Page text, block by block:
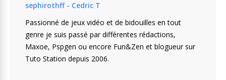
sephirothff - Cedric T
Passionné de jeux vidéo et de bidouilles en tout
genre je suis passé par différentes rédactions,
Maxoe, Pspgen ou encore Fun&Zen et blogueur sur
Tuto Station depuis 2006.